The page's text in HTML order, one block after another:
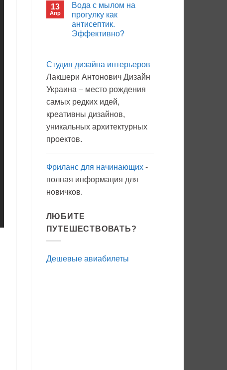
записи
Пиво
можно
на
карантине?
13
Апр
Вода с мылом на
прогулку как
антисептик.
Эффективно?
Вода
мылом
на
прогулку
антисептик.
Студия дизайна интерьеров
Лакшери Антонович Дизайн
Украина – место рождения
самых редких идей,
креативны дизайнов,
уникальных архитектурных
проектов.
Фриланс для начинающих-
полная информация для
новичков.
ЛЮБИТЕ
ПУТЕШЕСТВОВАТЬ?
Дешевые авиабилеты